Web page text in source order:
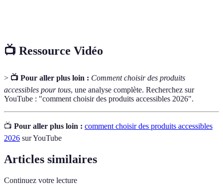
📺 Ressource Vidéo
> 📺 Pour aller plus loin : Comment choisir des produits
accessibles pour tous, une analyse complète. Recherchez sur
YouTube : "comment choisir des produits accessibles 2026".
📺 Pour aller plus loin : comment choisir des produits accessibles
2026 sur YouTube
Articles similaires
Continuez votre lecture